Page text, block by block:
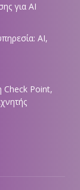
για AI
AI,
Check Point,